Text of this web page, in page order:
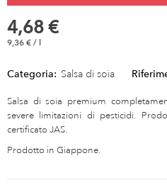
4,68 €
9,36 € / l
Categoria: Salsa di soia
Salsa di soia premium
severe limitazioni di pesticidi.
certificato JAS.
Prodotto in Giappone.